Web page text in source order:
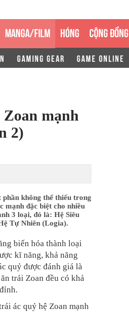
MANGA/FILM HÓNG CỘNG ĐỒNG
GAMING GEAR GAME ONLINE
Zoan mạnh
2)
không thể thiếu trong
mạnh đặc biệt cho nhiều
3 loại, đó là: Hệ Siêu
Tự Nhiên (Logia).
biến hóa thành loại
kĩ năng, khả năng
quỷ được đánh giá là
trái Zoan đều có khả
ác quỷ hệ Zoan mạnh